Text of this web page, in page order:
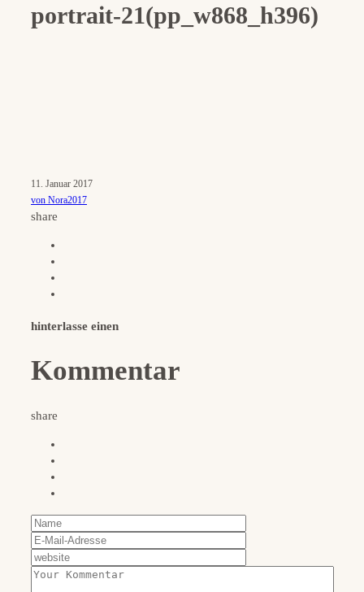
portrait-21(pp_w868_h396)
11. Januar 2017
von Nora2017
share
hinterlasse einen
Kommentar
share